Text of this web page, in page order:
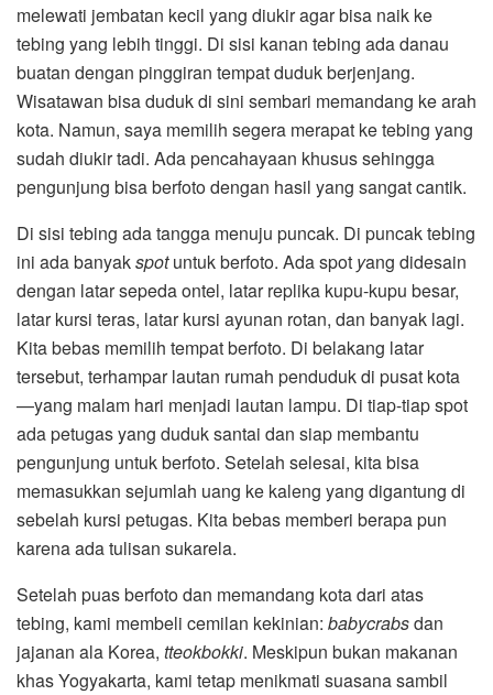
melewati jembatan kecil yang diukir agar bisa naik ke
tebing yang lebih tinggi. Di sisi kanan tebing ada danau
buatan dengan pinggiran tempat duduk berjenjang.
Wisatawan bisa duduk di sini sembari memandang ke arah
kota. Namun, saya memilih segera merapat ke tebing yang
sudah diukir tadi. Ada pencahayaan khusus sehingga
pengunjung bisa berfoto dengan hasil yang sangat cantik.
Di sisi tebing ada tangga menuju puncak. Di puncak tebing
ini ada banyakspotuntuk berfoto. Ada spot yang didesain
dengan latar sepeda ontel, latar replika kupu-kupu besar,
latar kursi teras, latar kursi ayunan rotan, dan banyak lagi.
Kita bebas memilih tempat berfoto. Di belakang latar
tersebut, terhampar lautan rumah penduduk di pusat kota
—yang malam hari menjadi lautan lampu. Di tiap-tiap spot
ada petugas yang duduk santai dan siap membantu
pengunjung untuk berfoto. Setelah selesai, kita bisa
memasukkan sejumlah uang ke kaleng yang digantung di
sebelah kursi petugas. Kita bebas memberi berapa pun
karena ada tulisan sukarela.
Setelah puas berfoto dan memandang kota dari atas
tebing, kami membeli cemilan kekinian: babycrabsdan
jajanan ala Korea, tteokbokki. Meskipun bukan makanan
khas Yogyakarta, kami tetap menikmati suasana sambil